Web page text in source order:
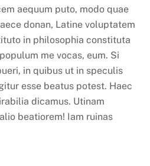
aequum puto, modo quae
donan, Latine voluptatem
in philosophia constituta
me vocas, eum. Si
in quibus ut in speculis
esse beatus potest. Haec
dicamus. Utinam
beatiorem! Iam ruinas